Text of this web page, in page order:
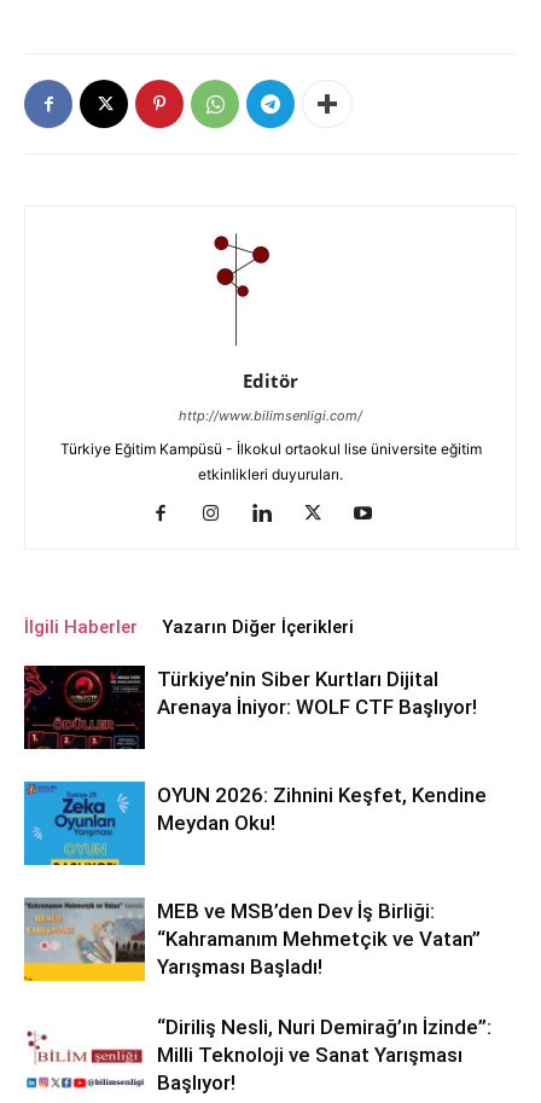
Editör
http://www.bilimsenligi.com/
Türkiye Eğitim Kampüsü - İlkokul ortaokul lise üniversite eğitim
etkinlikleri duyuruları.
İlgili Haberler Yazarın Diğer İçerikleri
Türkiye’nin Siber Kurtları Dijital
Arenaya İniyor: WOLF CTF Başlıyor!
OYUN 2026: Zihnini Keşfet, Kendine
Meydan Oku!
MEB ve MSB’den Dev İş Birliği:
“Kahramanım Mehmetçik ve Vatan”
Yarışması Başladı!
“Diriliş Nesli, Nuri Demirağ’ın İzinde”:
Milli Teknoloji ve Sanat Yarışması
Başlıyor!